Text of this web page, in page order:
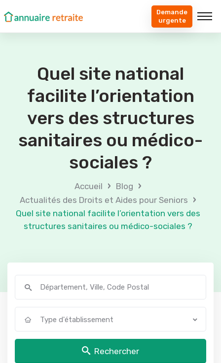
Demande
urgente
Quel site national
facilite l’orientation
vers des structures
sanitaires ou médico-
sociales ?
Accueil › Blog ›
Actualités des Droits et Aides pour Seniors ›
Quel site national facilite l’orientation vers des
structures sanitaires ou médico-sociales ?
Type d'établissement
Rechercher